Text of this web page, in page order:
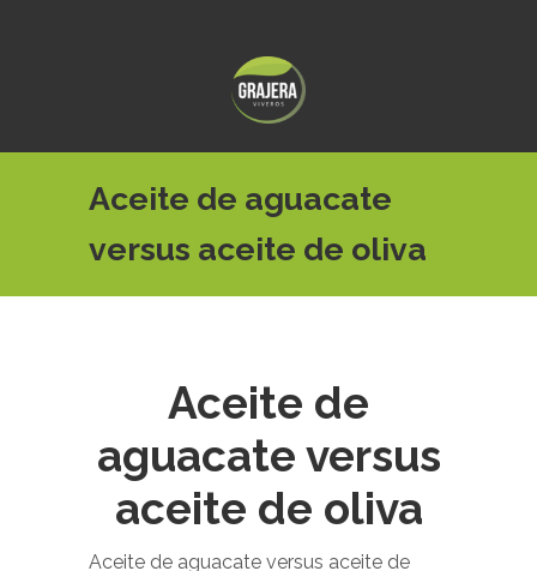
Aceite de aguacate
versus aceite de oliva
Aceite de
aguacate versus
aceite de oliva
Aceite de aguacate versus aceite de